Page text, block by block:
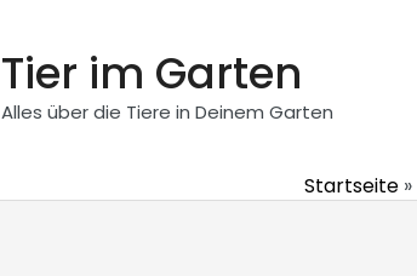
Tier im Garten
Alles über die Tiere in Deinem Garten
Startseite